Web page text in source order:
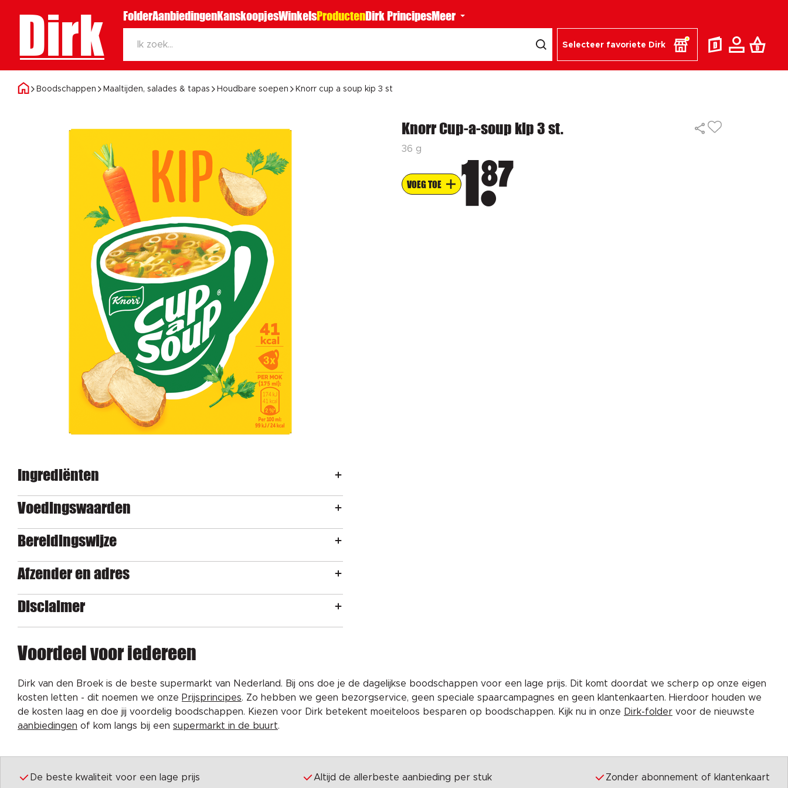
Dirk FolderAanbiedingenKanskoopjesWinkelsProductenDirk PrincipesMeer
Selecteer favoriete Dirk
Boodschappen Maaltijden, salades & tapas Houdbare soepen Knorr cup a soup kip 3 st
Knorr Cup-a-soup kip 3 st.
36 g
VOEG TOE 1 87
Ingrediënten
Voedingswaarden
Bereidingswijze
Afzender en adres
Disclaimer
Voordeel voor iedereen
Dirk van den Broek is de beste supermarkt van Nederland. Bij ons doe je de dagelijkse boodschappen voor een lage prijs. Dit komt doordat we scherp op onze eigen
kosten letten - dit noemen we onze Prijsprincipes. Zo hebben we geen bezorgservice, geen speciale spaarcampagnes en geen klantenkaarten. Hierdoor houden we
de kosten laag en doe jij voordelig boodschappen. Kiezen voor Dirk betekent moeiteloos besparen op boodschappen. Kijk nu in onze Dirk-folder voor de nieuwste
aanbiedingen of kom langs bij een supermarkt in de buurt.
De beste kwaliteit voor een lage prijs Altijd de allerbeste aanbieding per stuk Zonder abonnement of klantenkaart